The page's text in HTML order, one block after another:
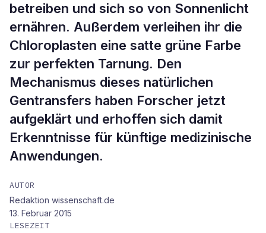
betreiben und sich so von Sonnenlicht
ernähren. Außerdem verleihen ihr die
Chloroplasten eine satte grüne Farbe
zur perfekten Tarnung. Den
Mechanismus dieses natürlichen
Gentransfers haben Forscher jetzt
aufgeklärt und erhoffen sich damit
Erkenntnisse für künftige medizinische
Anwendungen.
AUTOR
Redaktion wissenschaft.de
13. Februar 2015
LESEZEIT